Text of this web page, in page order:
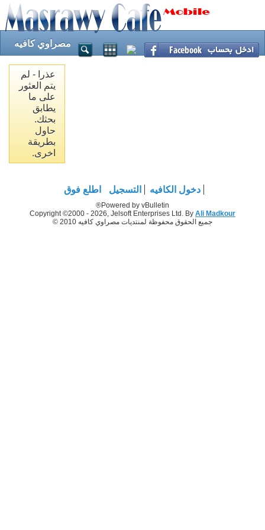
مصراوي كافيه
عذرا - لم
يتم العثور
على ما
يطابق
بحثك.
حاول
بطريقة
اخرى.
دخول الكافيه التسجيل اطلع فوق
Powered by vBulletin®
Copyright ©2000 - 2026, Jelsoft Enterprises Ltd. By Ali Madkour
جميع الحقوق محفوظة لمنتديات مصراوي كافيه 2010 ©